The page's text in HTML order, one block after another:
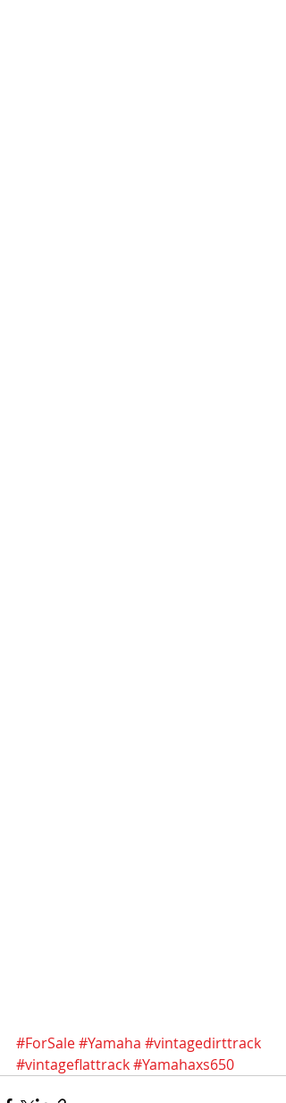
#ForSale#Yamaha #vintagedirttrack
#vintageflattrack#Yamahaxs650